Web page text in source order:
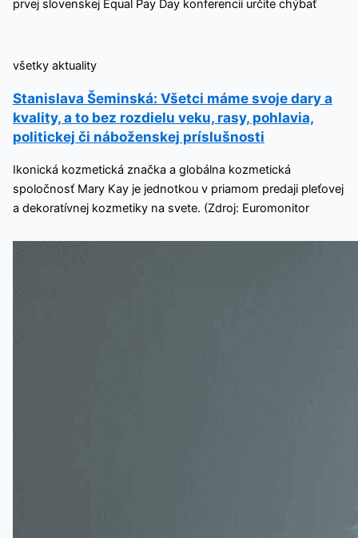
prvej slovenskej Equal Pay Day konferencii určite chýbať
všetky aktuality
Stanislava Šeminská: Všetci máme svoje dary a
kvality, a to bez rozdielu veku, rasy, pohlavia,
politickej či náboženskej príslušnosti
Ikonická kozmetická značka a globálna kozmetická
spoločnosť Mary Kay je jednotkou v priamom predaji pleťovej
a dekoratívnej kozmetiky na svete. (Zdroj: Euromonitor